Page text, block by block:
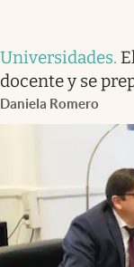
Universidades.
docente y se
Daniela Romero